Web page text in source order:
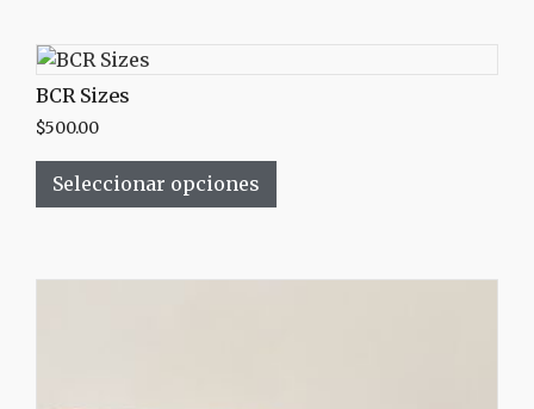
BCR Sizes
$500.00
Seleccionar opciones